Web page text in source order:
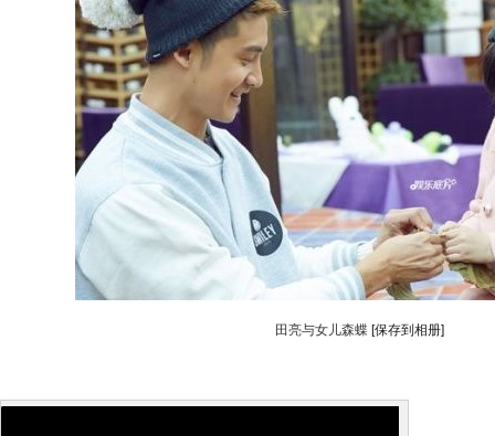
田亮与女儿森蝶 [保存到相册]